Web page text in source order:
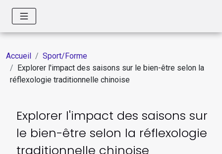
Accueil
Sport/Forme
Explorer l'impact des saisons sur le bien-être selon la
réflexologie traditionnelle chinoise
Explorer l'impact des saisons sur
le bien-être selon la réflexologie
traditionnelle chinoise